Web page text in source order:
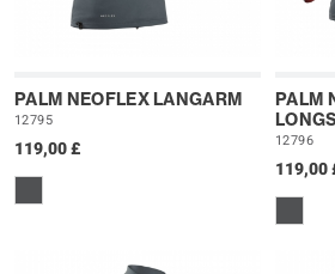
PALM NEOFLEX LANGARM
12795
119,00 £
PALM
12796
119,00